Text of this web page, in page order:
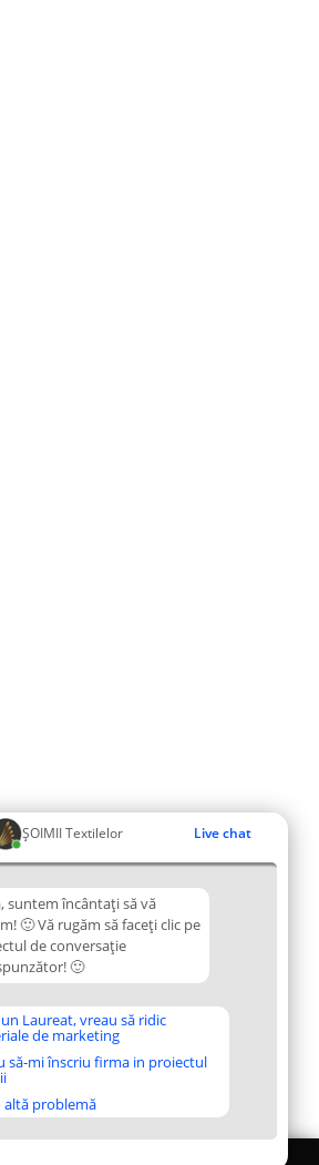
ȘOIMII Textilelor Live chat
suntem încântați să vă
🙂 Vă rugăm să faceți clic pe
de conversație
🙂
Laureat, vreau să ridic
de marketing
să-mi înscriu firma in proiectul
altă problemă